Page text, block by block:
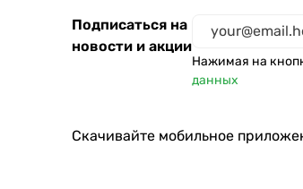
Подписаться на
новости и акции
Нажимая на
данных
Скачивайте мобильное